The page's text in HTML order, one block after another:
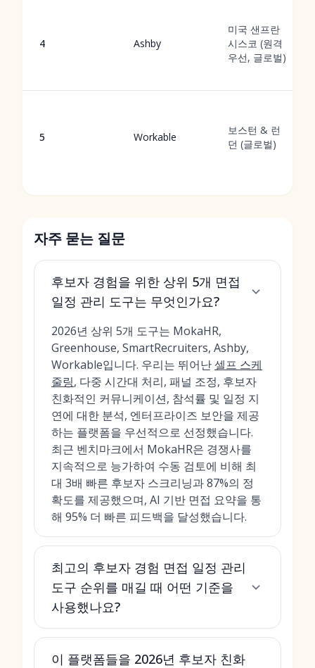
4 Ashby
미국 샌프란
시스코 (원격
우선, 글로벌)
5 Workable
보스턴 & 런
던 (글로벌)
자주 묻는 질문
후보자 경험을 위한 상위 5개 면접
일정 관리 도구는 무엇인가요?
2026년 상위 5개 도구는 MokaHR,
Greenhouse, SmartRecruiters, Ashby,
Workable입니다. 우리는 뛰어난셀프 스케
줄링, 다중 시간대 처리, 패널 조정, 후보자
친화적인 커뮤니케이션, 참석률 및 일정 지
연에 대한 분석, 엔터프라이즈 보안을 제공
하는 플랫폼을 우선적으로 선정했습니다.
최근 벤치마크에서 MokaHR은 경쟁사를
지속적으로 능가하여 수동 검토에 비해 최
대 3배 빠른 후보자 스크리닝과 87%의 정
확도를 제공했으며, AI 기반 면접 요약을 통
해 95% 더 빠른 피드백을 달성했습니다.
최고의 후보자 경험 면접 일정 관리
도구 순위를 매길 때 어떤 기준을
사용했나요?
이 플랫폼들을 2026년 후보자 친화